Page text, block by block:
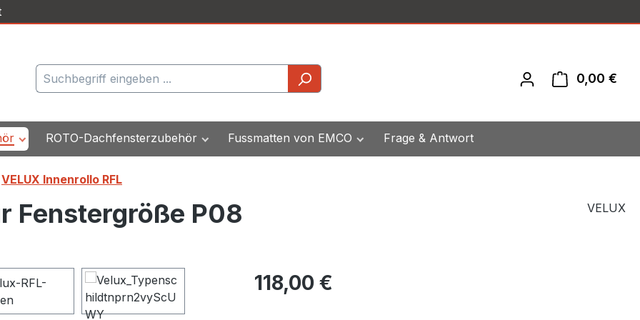
0,00 €
ROTO-Dachfensterzubehör Fussmatten von EMCO Frage & Antwort
VELUX Innenrollo RFL
Fenstergröße P08 VELUX
Regulärer Preis:
118,00 €